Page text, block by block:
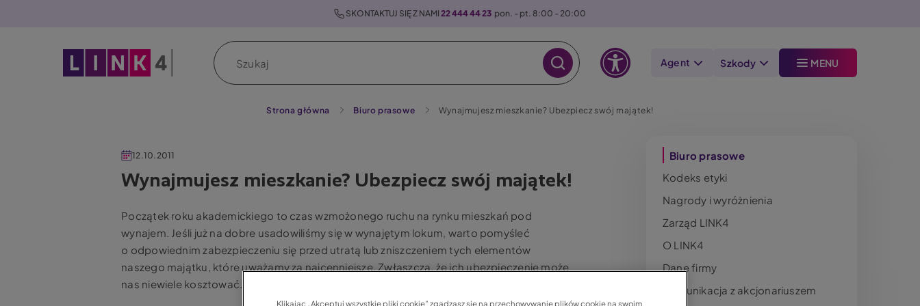
SKONTAKTUJ SIĘ Z NAMI 22 444 44 23 pon. - pt. 8:00 - 20:00
Szukaj
Agent Szkody MENU
Strona główna Biuro prasowe Wynajmujesz mieszkanie? Ubezpiecz swój majątek!
12.10.2011
Wynajmujesz mieszkanie? Ubezpiecz swój majątek!
Początek roku akademickiego to czas wzmożonego ruchu na rynku mieszkań pod
wynajem. Jeśli już na dobre usadowiliśmy się w wynajętym lokum, warto pomyśleć
o odpowiednim zabezpieczeniu się przed utratą lub zniszczeniem tych elementów
naszego majątku, które uważamy za najcenniejsze. Zwłaszcza, że ich ubezpieczenie może
nas niewiele kosztować.
Menu
Biuro prasowe
Kodeks etyki
Nagrody i wyróżnienia
Zarząd LINK4
O LINK4
Dane firmy
Komunikacja z akcjonariuszem
Klikając „Akceptuj wszystkie pliki cookie” zgadzasz się na przechowywanie plików cookie na swoim